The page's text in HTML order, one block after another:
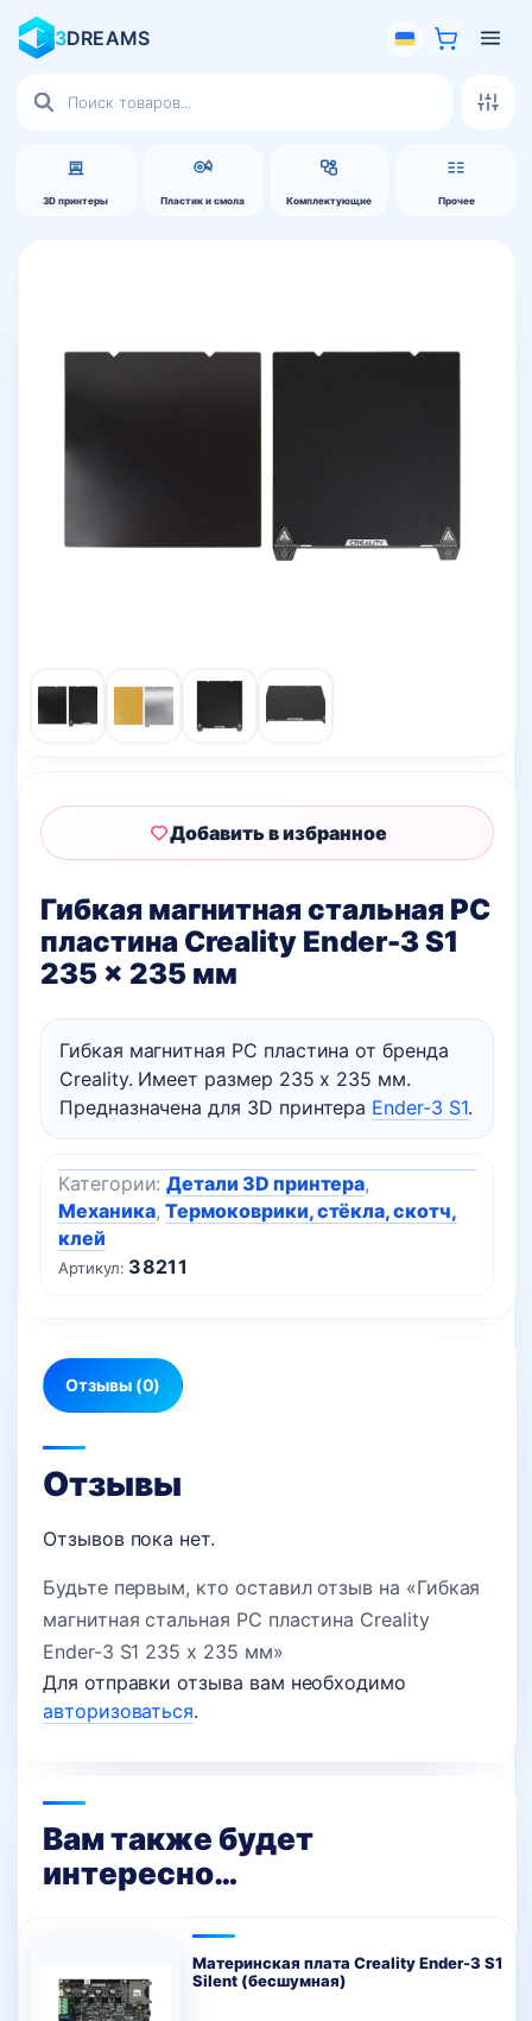
3DREAMS
3D принтеры Пластик и смола Комплектующие Прочее
товаров
Гибкая магнитная стальная PC
пластина Creality Ender-3 S1
235 x 235 мм
Гибкая магнитная PC пластина от бренда
Creality. Имеет размер 235 x 235 мм.
Предназначена для 3D принтера Ender-3 S1.
Добавить в избранное
Артикул: 38211
Категории:Детали 3D принтера,
Механика,Термоковрики, стёкла, скотч,
клей
Отзывы (0)
Отзывы
Отзывов пока нет.
Будьте первым, кто оставил отзыв на «Гибкая
магнитная стальная PC пластина Creality
Ender-3 S1 235 x 235 мм»
Для отправки отзыва вам необходимо
авторизоваться.
Вам также будет
интересно…
Материнская плата Creality Ender-3 S1
Silent (бесшумная)